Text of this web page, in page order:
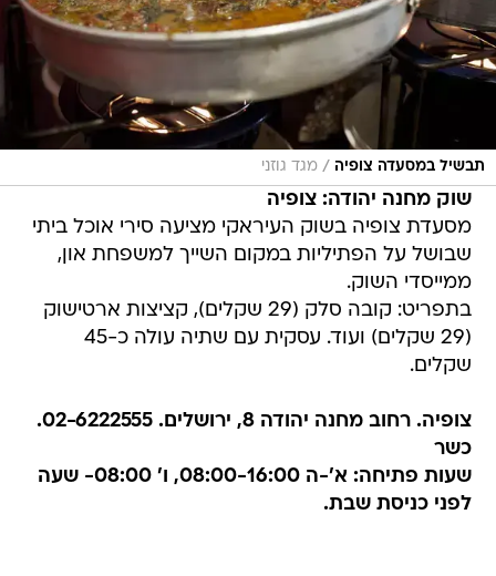
תבשיל במסעדה צופיה / מגד גוזני
שוק מחנה יהודה: צופיה
מסעדת צופיה בשוק העיראקי מציעה סירי אוכל ביתי
שבושל על הפתיליות במקום השייך למשפחת און,
ממייסדי השוק.
בתפריט: קובה סלק (29 שקלים), קציצות ארטישוק
(29 שקלים) ועוד. עסקית עם שתיה עולה כ-45
שקלים.
צופיה. רחוב מחנה יהודה 8, ירושלים. 02-6222555.
כשר
שעות פתיחה: א'-ה 08:00-16:00, ו' 08:00- שעה
לפני כניסת שבת.